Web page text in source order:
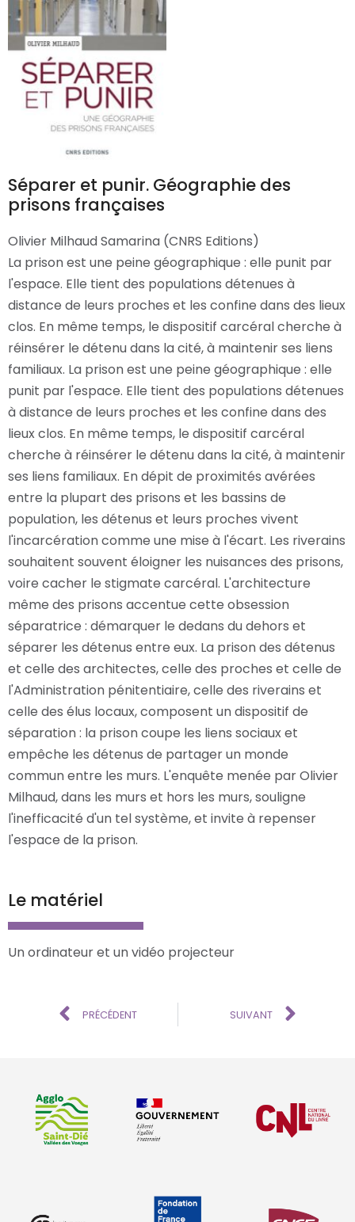
Séparer et punir. Géographie des
prisons françaises
Olivier Milhaud Samarina (CNRS Editions)
La prison est une peine géographique : elle punit par
l'espace. Elle tient des populations détenues à
distance de leurs proches et les confine dans des lieux
clos. En même temps, le dispositif carcéral cherche à
réinsérer le détenu dans la cité, à maintenir ses liens
familiaux. La prison est une peine géographique : elle
punit par l'espace. Elle tient des populations détenues
à distance de leurs proches et les confine dans des
lieux clos. En même temps, le dispositif carcéral
cherche à réinsérer le détenu dans la cité, à maintenir
ses liens familiaux. En dépit de proximités avérées
entre la plupart des prisons et les bassins de
population, les détenus et leurs proches vivent
l'incarcération comme une mise à l'écart. Les riverains
souhaitent souvent éloigner les nuisances des prisons,
voire cacher le stigmate carcéral. L'architecture
même des prisons accentue cette obsession
séparatrice : démarquer le dedans du dehors et
séparer les détenus entre eux. La prison des détenus
et celle des architectes, celle des proches et celle de
l'Administration pénitentiaire, celle des riverains et
celle des élus locaux, composent un dispositif de
séparation : la prison coupe les liens sociaux et
empêche les détenus de partager un monde
commun entre les murs. L'enquête menée par Olivier
Milhaud, dans les murs et hors les murs, souligne
l'inefficacité d'un tel système, et invite à repenser
l'espace de la prison.
Le matériel
Un ordinateur et un vidéo projecteur
PRÉCÉDENT SUIVANT